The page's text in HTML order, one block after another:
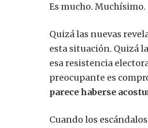
Es mucho. Muchísimo.
Quizá las nuevas
esta situación. Quizá
esa resistencia
preocupante es
parece haberse
Cuando los